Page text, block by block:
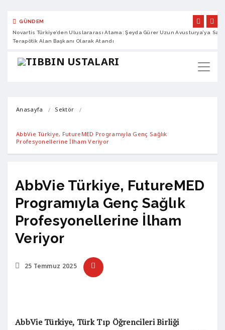
GÜNDEM
Novartis Türkiye’den Uluslararası Atama: Şeyda Gürer Uzun Avusturya’ya
Terapötik Alan Başkanı Olarak Atandı
Anasayfa Sektör
AbbVie Türkiye, FutureMED Programıyla Genç Sağlık
Profesyonellerine İlham Veriyor
AbbVie Türkiye, FutureMED
Programıyla Genç Sağlık
Profesyonellerine İlham
Veriyor
25 Temmuz 2025
AbbVie Türkiye, Türk Tıp Öğrencileri Birliği